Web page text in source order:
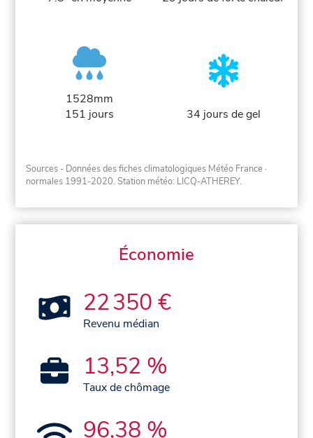
1528mm
151 jours
34 jours de gel
Sources - Données des fiches climatologiques Météo France ·
normales 1991-2020. Station météo: LICQ-ATHEREY.
Économie
22 350 €
Revenu médian
13,52 %
Taux de chômage
96,38 %